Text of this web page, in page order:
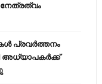
നേത്രത്വം
പ്രവര്‍ത്തനം
അധ്യാപകര്‍ക്ക്